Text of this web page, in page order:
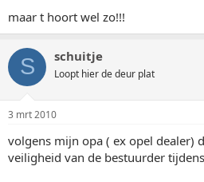
maar t hoort wel zo!!!
S schuitje
Loopt hier de deur plat
3 mrt 2010
volgens mijn opa ( ex opel dealer)
veiligheid van de bestuurder